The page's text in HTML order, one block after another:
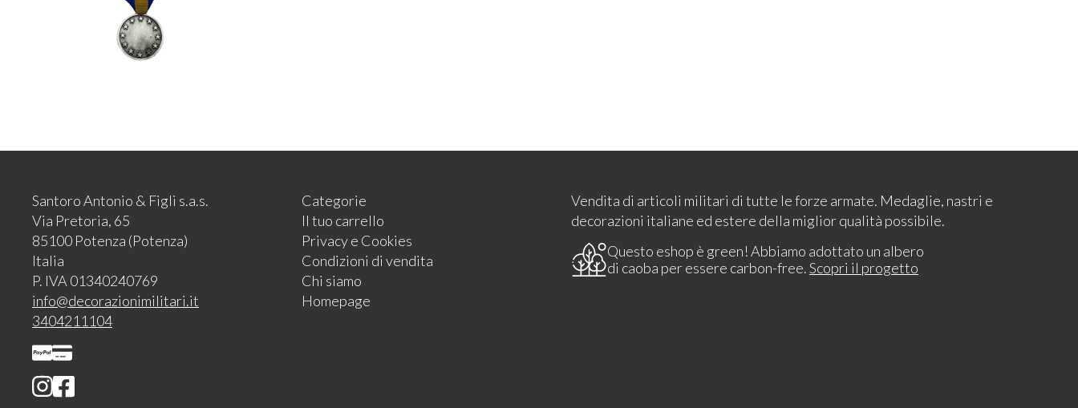
Santoro Antonio & Figli s.a.s.
Via Pretoria, 65
85100 Potenza (Potenza)
Italia
P. IVA 01340240769
info@decorazionimilitari.it
3404211104
Categorie
Il tuo carrello
Privacy e Cookies
Condizioni di vendita
Chi siamo
Homepage
Vendita di articoli militari di tutte le forze armate. Medaglie, nastri e
decorazioni italiane ed estere della miglior qualità possibile.
Questo eshop è green! Abbiamo adottato un albero
di caoba per essere carbon-free.Scopri il progetto